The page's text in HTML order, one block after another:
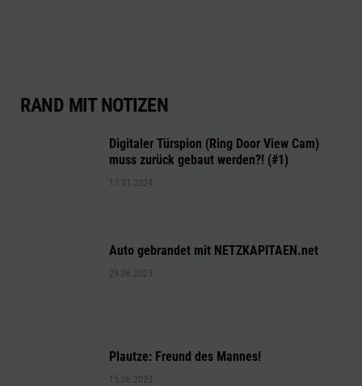
RAND MIT NOTIZEN
Digitaler Türspion (Ring Door View Cam)
muss zurück gebaut werden?! (#1)
17.01.2024
Auto gebrandet mit NETZKAPITAEN.net
29.06.2023
Plautze: Freund des Mannes!
15.06.2023